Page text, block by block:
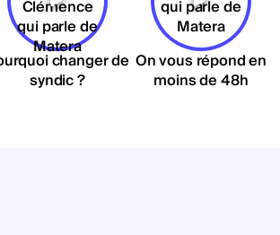
changer de
syndic ?
On vous répond en
moins de 48h